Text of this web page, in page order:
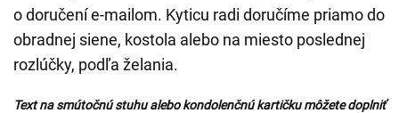
o doručení e-mailom. Kyticu radi doručíme priamo do
obradnej siene, kostola alebo na miesto poslednej
rozlúčky, podľa želania.
Text na smútočnú stuhu alebo kondolenčnú kartičku môžete doplniť